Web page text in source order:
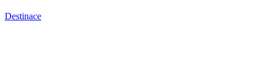
Destinace